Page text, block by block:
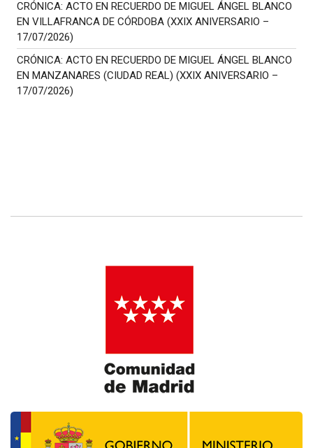
CRÓNICA: ACTO EN RECUERDO DE MIGUEL ÁNGEL BLANCO
EN VILLAFRANCA DE CÓRDOBA (XXIX ANIVERSARIO –
17/07/2026)
CRÓNICA: ACTO EN RECUERDO DE MIGUEL ÁNGEL BLANCO
EN MANZANARES (CIUDAD REAL) (XXIX ANIVERSARIO –
17/07/2026)